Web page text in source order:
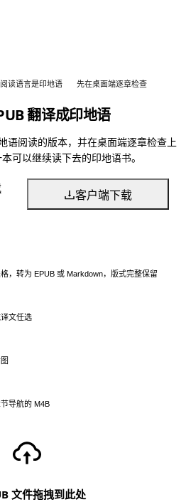
读语言是印地语 先在桌面端逐章检查
翻译成印地语
语阅读的版本，并在桌面端逐章检查上
可以继续读下去的印地语书。
客户端下载
，转为 EPUB 或 Markdown，版式完整保留
文任选
导航的 M4B
文件拖拽到此处